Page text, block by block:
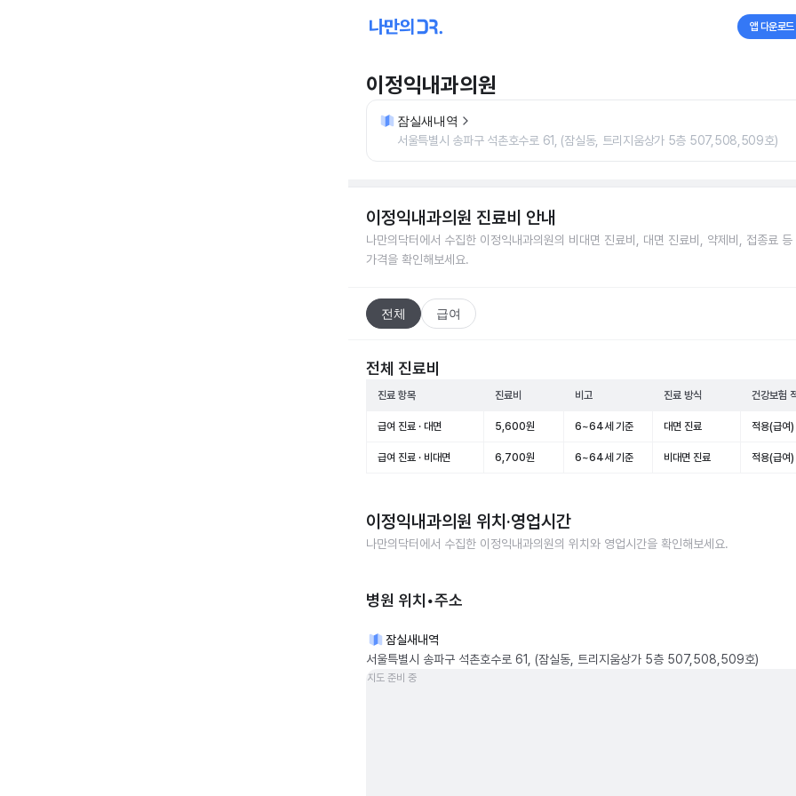
앱 다운로드
이정익내과의원
잠실새내역
서울특별시 송파구 석촌호수로 61, (잠실동, 트리지움상가 5층 507,508,509호)
이정익내과의원 진료비 안내
나만의닥터에서 수집한 이정익내과의원의 비대면 진료비, 대면 진료비, 약제비, 접종료 등
가격을 확인해보세요.
전체 급여
전체 진료비
진료 항목 진료비 비고 진료 방식 건강보험
급여 진료 · 대면 5,600원 6~64세 기준 대면 진료 적용(급여)
급여 진료 · 비대면 6,700원 6~64세 기준 비대면 진료 적용(급여)
이정익내과의원 위치·영업시간
나만의닥터에서 수집한 이정익내과의원의 위치와 영업시간을 확인해보세요.
병원 위치•주소
잠실새내역
서울특별시 송파구 석촌호수로 61, (잠실동, 트리지움상가 5층 507,508,509호)
지도 준비 중